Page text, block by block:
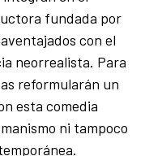
fundada por
con el
neorrealista. Para
reformularán un
esta comedia
ni tampoco